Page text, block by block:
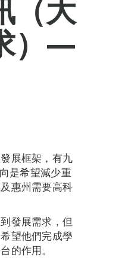
（大
）—
展框架，有九
是希望減少重
惠州需要高科
發展需求，但
望他們完成學
的作用。